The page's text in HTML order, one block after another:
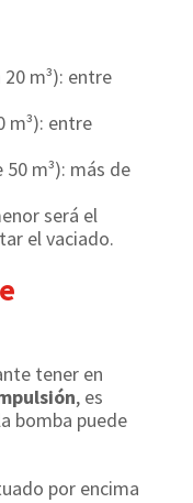
m³): entre
m³): entre
m³): más de
será el
el vaciado.
tener en
, es
bomba puede
por encima